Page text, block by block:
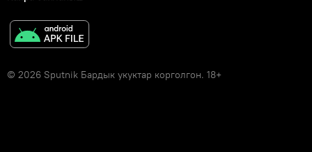
© 2026 Sputnik Бардык укуктар корголгон. 18+